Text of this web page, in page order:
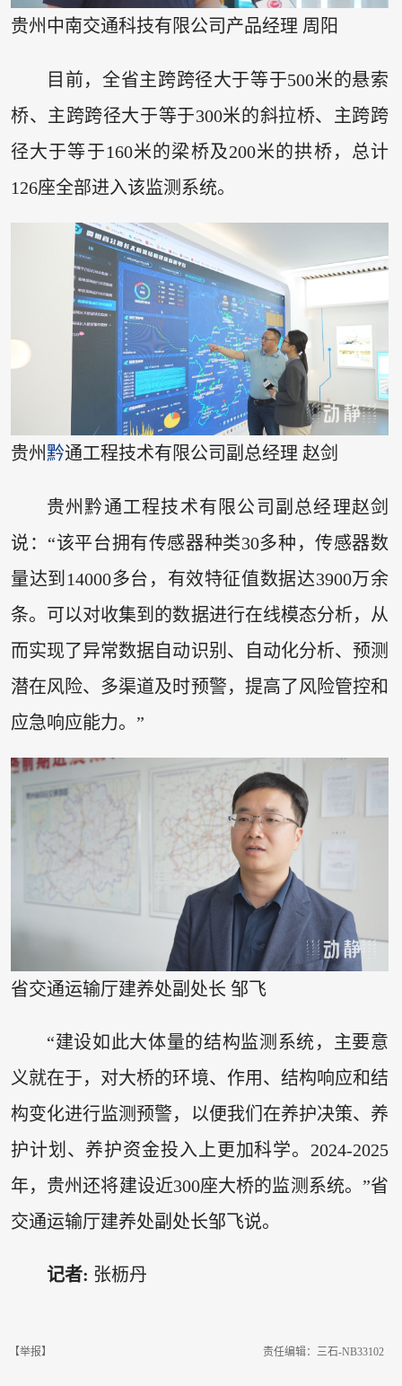
贵州中南交通科技有限公司产品经理 周阳
目前，全省主跨跨径大于等于500米的悬索
桥、主跨跨径大于等于300米的斜拉桥、主跨跨
径大于等于160米的梁桥及200米的拱桥，总计
126座全部进入该监测系统。
贵州 黔通工程技术有限公司副总经理 赵剑
贵州黔通工程技术有限公司副总经理赵剑
说：“该平台拥有传感器种类30多种，传感器数
量达到14000多台，有效特征值数据达3900万余
条。可以对收集到的数据进行在线模态分析，从
而实现了异常数据自动识别、自动化分析、预测
潜在风险、多渠道及时预警，提高了风险管控和
应急响应能力。”
省交通运输厅建养处副处长 邹飞
“建设如此大体量的结构监测系统，主要意
义就在于，对大桥的环境、作用、结构响应和结
构变化进行监测预警，以便我们在养护决策、养
护计划、养护资金投入上更加科学。2024-2025
年，贵州还将建设近300座大桥的监测系统。”省
交通运输厅建养处副处长邹飞说。
记者: 张枥丹
【举报】 责任编辑：三石-NB33102